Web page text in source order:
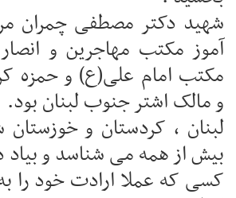
شهید دکتر مصطفی چمران
آموز مکتب مهاجرین و
مکتب امام علی(ع) و حمزه
و مالک ‌اشتر جنوب لبنان بود.
لبنان ، کردستان و خوزستان
بیش از همه می شناسد و بیاد
کسی که عملا ارادت خود را